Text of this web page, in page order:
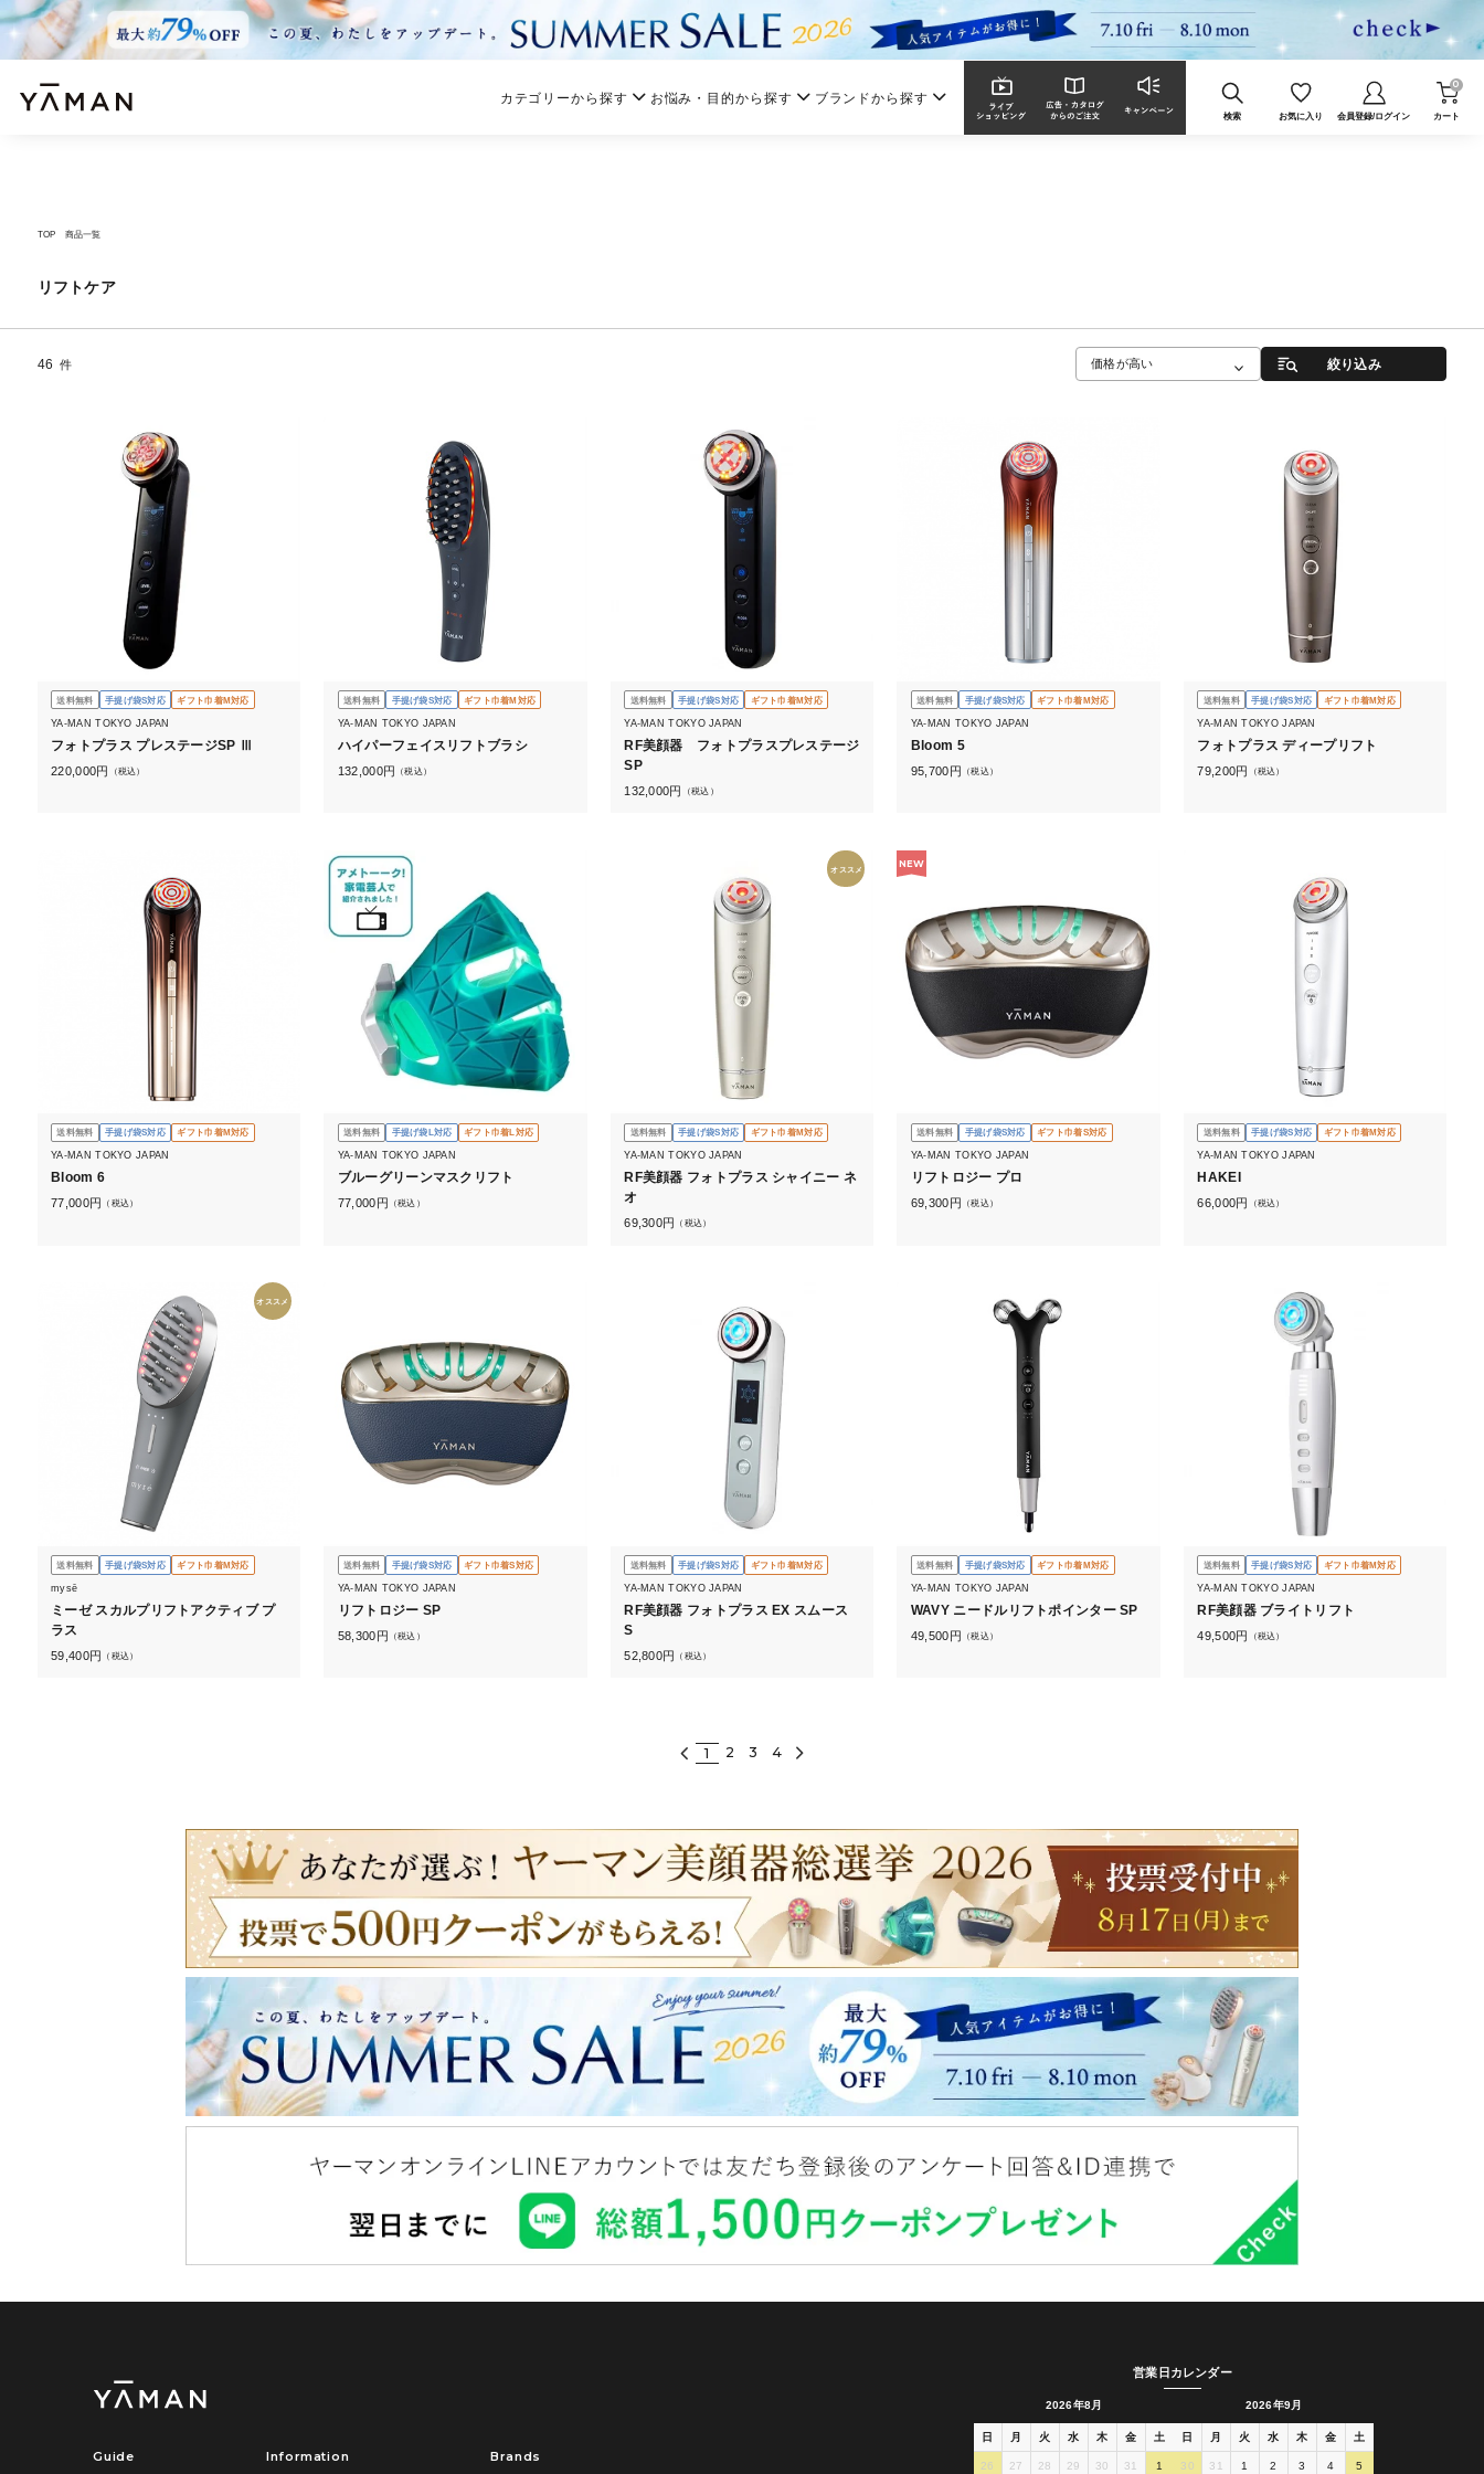
カテゴリーから探す お悩み・目的から探す ブランドから探す
検索 お気に入り 会員登録/ログイン カート
0
TOP 商品一覧
リフトケア
46 件 価格が高い 絞り込み
送料無料 手提げ袋S対応 ギフト巾着M対応
YA-MAN TOKYO JAPAN
フォトプラス プレステージSP Ⅲ
220,000円 （税込）
送料無料 手提げ袋S対応 ギフト巾着M対応
YA-MAN TOKYO JAPAN
ハイパーフェイスリフトブラシ
132,000円 （税込）
送料無料 手提げ袋S対応 ギフト巾着M対応
YA-MAN TOKYO JAPAN
RF美顔器 フォトプラスプレステージ
SP
132,000円 （税込）
送料無料 手提げ袋S対応 ギフト巾着M対応
YA-MAN TOKYO JAPAN
Bloom 5
95,700円 （税込）
送料無料 手提げ袋S対応 ギフト巾着M対応
YA-MAN TOKYO JAPAN
フォトプラス ディープリフト
79,200円 （税込）
送料無料 手提げ袋S対応 ギフト巾着M対応
YA-MAN TOKYO JAPAN
Bloom 6
77,000円 （税込）
送料無料 手提げ袋L対応 ギフト巾着L対応
YA-MAN TOKYO JAPAN
ブルーグリーンマスクリフト
77,000 円 （税込）
オススメ
送料無料 手提げ袋S対応 ギフト巾着M対応
YA-MAN TOKYO JAPAN
RF美顔器 フォトプラス シャイニー ネ
オ
69,300円 （税込）
NEW
送料無料 手提げ袋S対応 ギフト巾着S対応
YA-MAN TOKYO JAPAN
リフトロジー プロ
69,300 円 （税込）
送料無料 手提げ袋S対応 ギフト巾着M対応
YA-MAN TOKYO JAPAN
HAKEI
66,000円 （税込）
オススメ
送料無料 手提げ袋S対応 ギフト巾着M対応
mysē
ミーゼ スカルプリフトアクティブ プ
ラス
59,400円 （税込）
送料無料 手提げ袋S対応 ギフト巾着S対応
YA-MAN TOKYO JAPAN
リフトロジー SP
58,300円 （税込）
送料無料 手提げ袋S対応 ギフト巾着M対応
YA-MAN TOKYO JAPAN
RF美顔器 フォトプラス EX スムース
S
52,800円 （税込）
送料無料 手提げ袋S対応 ギフト巾着M対応
YA-MAN TOKYO JAPAN
WAVY ニードルリフトポインター SP
49,500円 （税込）
送料無料 手提げ袋S対応 ギフト巾着M対応
YA-MAN TOKYO JAPAN
RF美顔器 ブライトリフト
49,500円 （税込）
1 2 3 4
Guide Information Brands
営業日カレンダー
2026年8月
日 月 火 水 木 金 土
26 27 28 29 30 31 1
2026年9月
日 月 火 水 木 金 土
30 31 1 2 3 4 5